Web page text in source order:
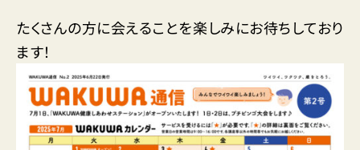
たくさんの方に会えることを楽しみにお待ちしており
ます！